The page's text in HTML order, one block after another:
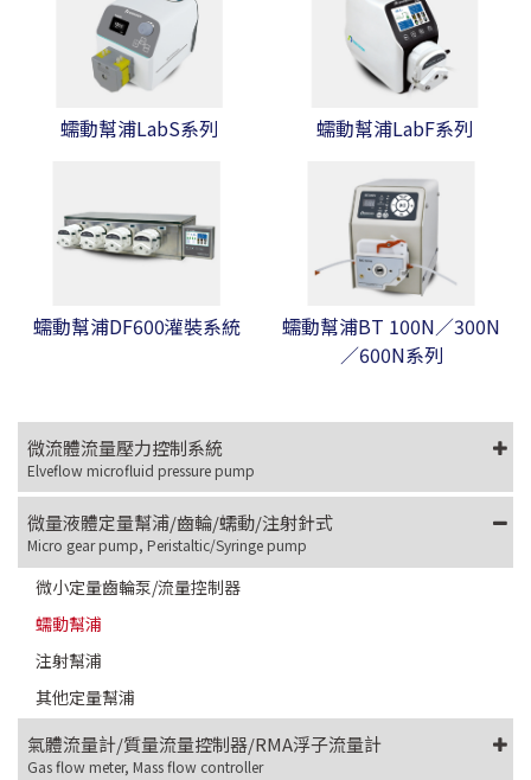
微流體流量壓力控制系統
Elveflow microfluid pressure pump
微量液體定量幫浦/齒輪/蠕動/注射針式
Micro gear pump, Peristaltic/Syringe pump
微小定量齒輪泵/流量控制器
蠕動幫浦
注射幫浦
其他定量幫浦
氣體流量計/質量流量控制器/RMA浮子流量計
Gas flow meter, Mass flow controller
蠕動幫浦LabS系列 蠕動幫浦LabF系列
蠕動幫浦DF600灌裝系統
蠕動幫浦BT 100N／300N
／600N系列